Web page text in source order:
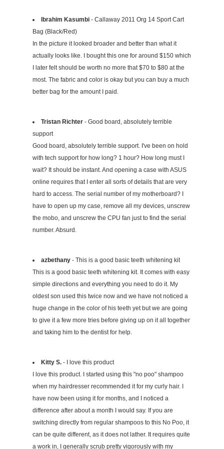
Ibrahim Kasumbi - Callaway 2011 Org 14 Sport Cart
Bag (Black/Red)
In the picture it looked broader and better than what it
actually looks like. I bought this one for around $150 which
I later felt should be worth no more that $70 to $80 at the
most. The fabric and color is okay but you can buy a much
better bag for the amount I paid.
Tristan Richter - Good board, absolutely terrible
support
Good board, absolutely terrible support. I've been on hold
with tech support for how long? 1 hour? How long must I
wait? It should be instant. And opening a case with ASUS
online requires that I enter all sorts of details that are very
hard to access. The serial number of my motherboard? I
have to open up my case, remove all my devices, unscrew
the mobo, and unscrew the CPU fan just to find the serial
number. Absurd.
azbethany - This is a good basic teeth whitening kit
This is a good basic teeth whitening kit. It comes with easy
simple directions and everything you need to do it. My
oldest son used this twice now and we have not noticed a
huge change in the color of his teeth yet but we are going
to give it a few more tries before giving up on it all together
and taking him to the dentist for help.
Kitty S. - I love this product
I love this product. I started using this "no poo" shampoo
when my hairdresser recommended it for my curly hair. I
have now been using it for months, and I noticed a
difference after about a month I would say. If you are
switching directly from regular shampoos to this No Poo, it
can be quite different, as it does not lather. It requires quite
a work in, I generally scrub pretty vigorously with my